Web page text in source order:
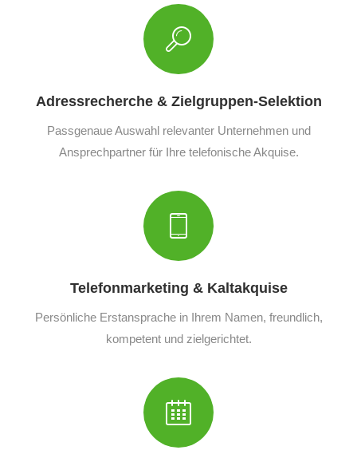
Adressrecherche & Zielgruppen-Selektion
Passgenaue Auswahl relevanter Unternehmen und
Ansprechpartner für Ihre telefonische Akquise.
Telefonmarketing & Kaltakquise
Persönliche Erstansprache in Ihrem Namen, freundlich,
kompetent und zielgerichtet.